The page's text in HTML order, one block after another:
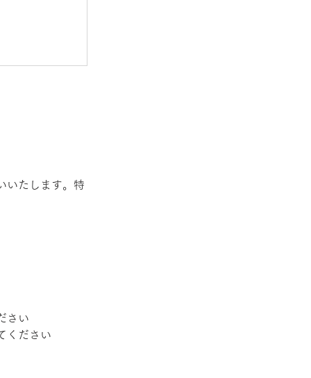
いたします。特
さい
ください